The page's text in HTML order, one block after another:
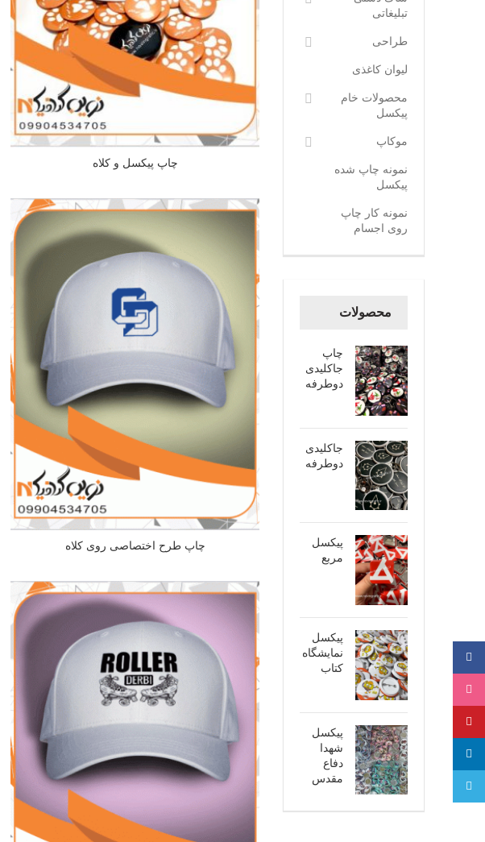
چاپ پیکسل و کلاه
چاپ طرح اختصاصی روی کلاه
تبلیغاتی
طراحی
لیوان کاغذی
محصولات خام
پیکسل
موکاپ
نمونه چاپ شده
پیکسل
نمونه کار چاپ
روی اجسام
محصولات
چاپ
جاکلیدی
دوطرفه
جاکلیدی
دوطرفه
پیکسل
مربع
پیکسل
نمایشگاه
کتاب
پیکسل
شهدا
دفاع
مقدس
فیسبوک
اینستاگرام
پینترست
لینکدین
تلگرام